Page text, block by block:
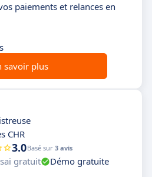
paiements et relances en
savoir plus
CHR
3.0Basé sur 3 avis
gratuit
Démo gratuite